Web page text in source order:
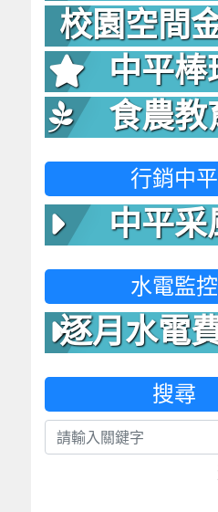
室
校園空間
中平棒
食農教
行銷中平
中平采
水電監控
逐月水電
表
搜尋